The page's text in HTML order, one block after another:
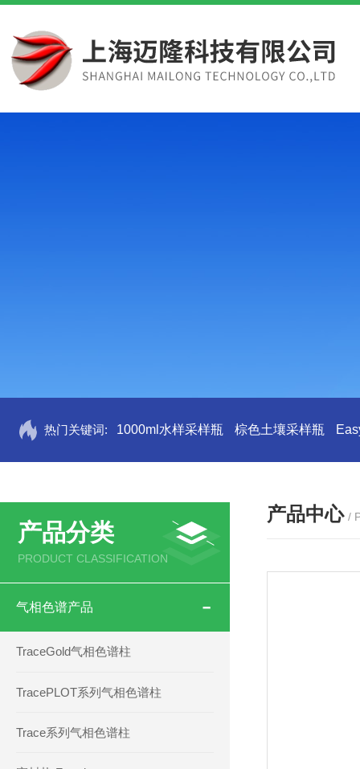
热门关键词: 1000ml水样采样瓶 棕色土壤采样瓶
产品分类
PRODUCT CLASSIFICATION
气相色谱产品
TraceGold气相色谱柱
TracePLOT系列气相色谱柱
Trace系列气相色谱柱
产品中心 /